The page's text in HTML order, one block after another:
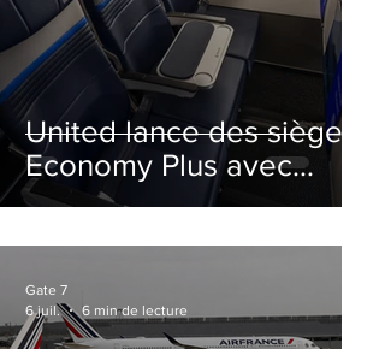
United lance des sièges
Economy Plus avec
siège central neutralisé
Gate 7
6 juil.
6 min de lecture